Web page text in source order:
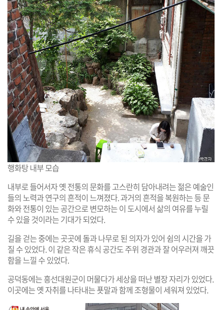
행화탕 내부 모습
내부로 들어서자 옛 전통의 문화를 고스란히 담아내려는 젊은 예술인
들의 노력과 연구의 흔적이 느껴졌다. 과거의 흔적을 복원하는 등 문
화와 전통이 있는 공간으로 변모하는 이 도시에서 삶의 여유를 누릴
수 있을 것이라는 기대가 되었다.
길을 걷는 중에는 곳곳에 돌과 나무로 된 의자가 있어 쉼의 시간을 가
질 수 있었다. 이 같은 작은 휴식 공간도 주위 경관과 잘 어우러져 깨끗
함을 느낄 수 있었다.
공덕동에는 흥선대원군이 머물다가 세상을 떠난 별장 자리가 있었다.
이곳에는 옛 자취를 나타내는 푯말과 함께 조형물이 세워져 있었다.